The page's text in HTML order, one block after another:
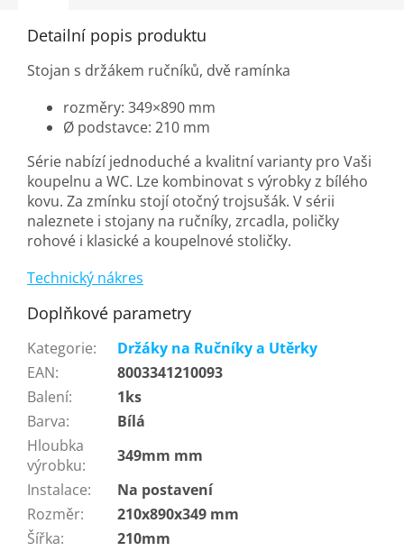
Detailní popis produktu
Stojan s držákem ručníků, dvě ramínka
rozměry: 349×890 mm
Ø podstavce: 210 mm
Série nabízí jednoduché a kvalitní varianty pro Vaši
koupelnu a WC. Lze kombinovat s výrobky z bílého
kovu. Za zmínku stojí otočný trojsušák. V sérii
naleznete i stojany na ručníky, zrcadla, poličky
rohové i klasické a koupelnové stoličky.
Technický nákres
Doplňkové parametry
Kategorie:
Držáky na Ručníky a Utěrky
EAN:
8003341210093
Balení:
1ks
Barva:
Bílá
Hloubka
výrobku:
349mm mm
Instalace:
Na postavení
Rozměr:
210x890x349 mm
Šířka:
210mm